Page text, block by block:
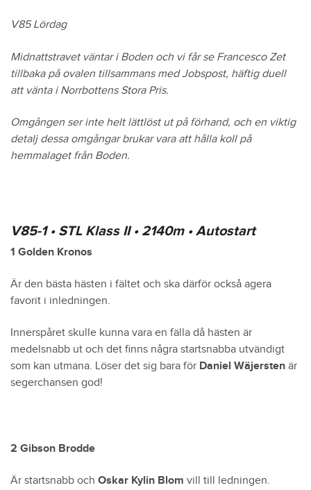
V85 Lördag
Midnattstravet väntar i Boden och vi får se Francesco Zet
tillbaka på ovalen tillsammans med Jobspost, häftig duell
att vänta i Norrbottens Stora Pris.
Omgången ser inte helt lättlöst ut på förhand, och en viktig
detalj dessa omgångar brukar vara att hålla koll på
hemmalaget från Boden.
V85-1 • STL Klass II • 2140m • Autostart
1 Golden Kronos
Är den bästa hästen i fältet och ska därför också agera
favorit i inledningen.
Innerspåret skulle kunna vara en fälla då hästen är
medelsnabb ut och det finns några startsnabba utvändigt
som kan utmana. Löser det sig bara för Daniel Wäjersten är
segerchansen god!
2 Gibson Brodde
Är startsnabb och Oskar Kylin Blom vill till ledningen.